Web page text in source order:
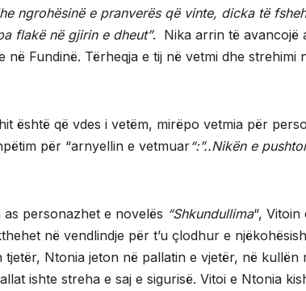
ngrohësinë e pranverës që vinte, dicka të
flakë në gjirin e dheut”. Nika arrin të avancojë
në Fundinë. Tërheqja e tij në vetmi dhe
është që vdes i vetëm, mirëpo vetmia për
për “arnyellin e vetmuar“:”..Nikën e
personazhet e novelës “Shkundullima“, Vitoin
në vendlindje për t’u çlodhur e
tjetër, Ntonia jeton në pallatin e vjetër, në
ishte streha e saj e sigurisë. Vitoi e Ntonia